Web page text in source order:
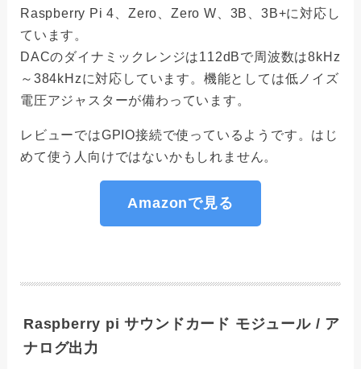
Raspberry Pi 4、Zero、Zero W、3B、3B+に対応し
ています。
DACのダイナミックレンジは112dBで周波数は8kHz
～384kHzに対応しています。機能としては低ノイズ
電圧アジャスターが備わっています。
レビューではGPIO接続で使っているようです。はじ
めて使う人向けではないかもしれません。
Amazonで見る
Raspberry pi サウンドカード モジュール / ア
ナログ出力